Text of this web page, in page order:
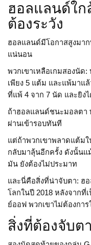
ฮอลแลนด์ใก
ต้องระวัง
ฮอลแลนด์มีโอกาสสูงมาก
แน่นอน
พวกเขาเหลือเกมสองนั
เพียง 5 แต้ม และแพ้มาแ
ที่แพ้ 4 จาก 7 นัด และยิง
ถ้าฮอลแลนด์ชนะมอลตา
ผ่านเข้ารอบทันที
แต่ถ้าพวกเขาพลาดแต้ม
กลับมาลุ้นอีกครั้ง ดังนั้น
มัน ยังต้องไม่ประมาท
และนี่คือสิ่งที่น่าจับตา: ฮ
โลกในปี 2018 หลังจากที่
ย์ออฟ พวกเขาไม่ต้องกา
สิ่งที่ต้องจับต